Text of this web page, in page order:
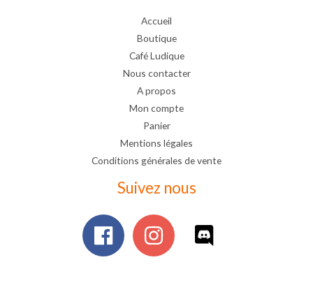
Accueil
Boutique
Café Ludique
Nous contacter
A propos
Mon compte
Panier
Mentions légales
Conditions générales de vente
Suivez nous